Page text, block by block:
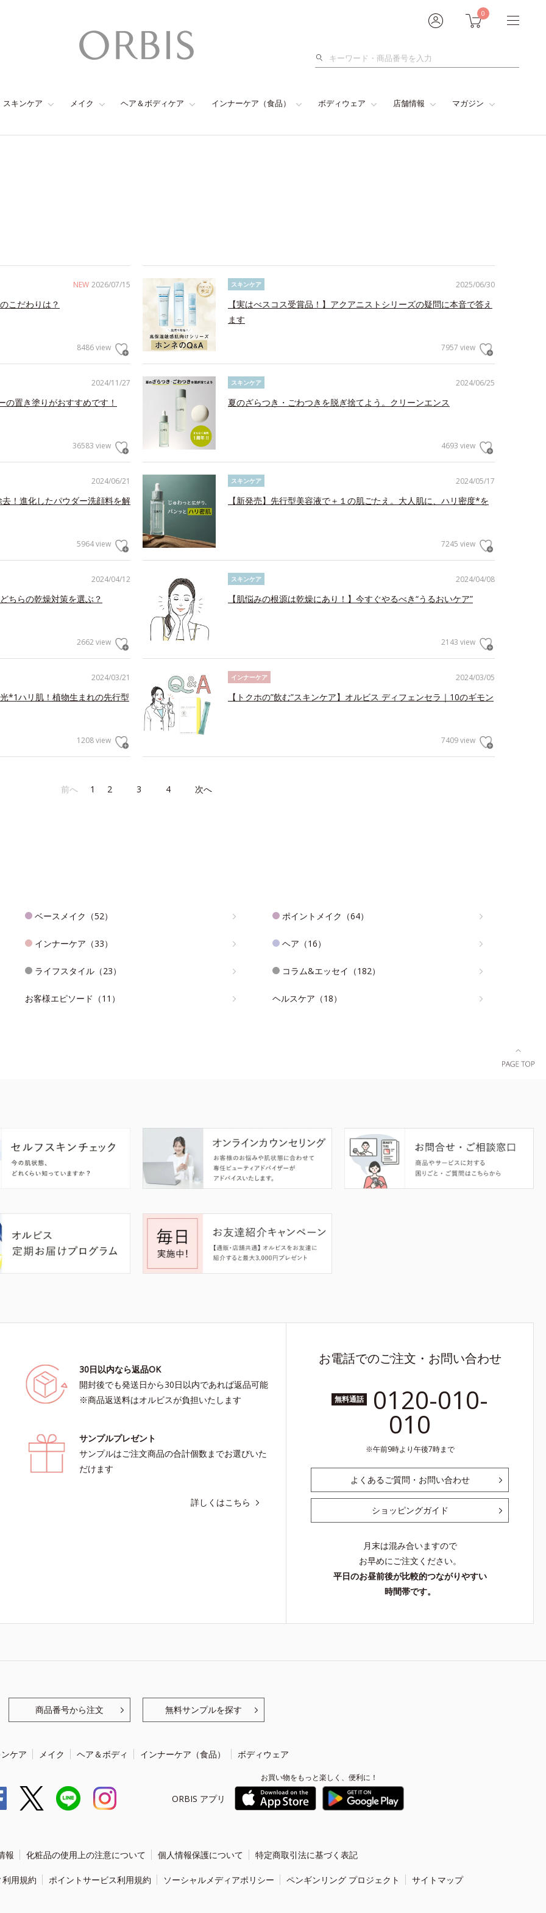
0
検
スキンケア メイク ヘア＆ボディケア インナーケア（食品） ボディウェア 店舗情報 マガジン
NEW 2026/07/15
こだわりは？
8486 view
2025/06/30
スキンケア
【実はべスコス受賞品！】アクアニストシリーズの疑問に本音で答え
ます
7957 view
2024/11/27
の置き塗りがおすすめです！
36583 view
2024/06/25
スキンケア
夏のざらつき・ごわつきを脱ぎ捨てよう。クリーンエンス
4693 view
2024/06/21
！進化したパウダー洗顔料を解
5964 view
2024/05/17
スキンケア
【新発売】先行型美容液で＋１の肌ごたえ。大人肌に、ハリ密度*を
7245 view
2024/04/12
ちらの乾燥対策を選ぶ？
2662 view
2024/04/08
スキンケア
【肌悩みの根源は乾燥にあり！】今すぐやるべき“うるおいケア”
2143 view
2024/03/21
*1ハリ肌！植物生まれの先行型
1208 view
2024/03/05
インナーケア
【トクホの”飲む”スキンケア】オルビス ディフェンセラ｜10のギモン
7409 view
前へ 1 2 3 4 次へ
ベースメイク（52） ポイントメイク（64）
インナーケア（33） ヘア（16）
ライフスタイル（23） コラム&エッセイ（182）
お客様エピソード（11） ヘルスケア（18）
30日以内なら返品OK
開封後でも発送日から30日以内であれば返品可能
※商品返送料はオルビスが負担いたします
サンプルプレゼント
サンプルはご注文商品の合計個数までお選びいた
だけます
詳しくはこちら
お電話でのご注文・お問い合わせ
無料通話 0120-010-
010
午前9時より午後7時まで
よくあるご質問・お問い合わせ
ショッピングガイド
月末は混み合いますので
お早めにご注文ください。
平日のお昼前後が比較的つながりやすい
時間帯です。
商品番号から注文 無料サンプルを探す
ケア メイク ヘア＆ボディ インナーケア（食品） ボディウェア
ORBIS アプリ
お買い物をもっと楽しく、便利に！
報 化粧品の使用上の注意について 個人情報保護について 特定商取引法に基づく表記
用規約 ポイントサービス利用規約 ソーシャルメディアポリシー ペンギンリング プロジェクト サイトマップ